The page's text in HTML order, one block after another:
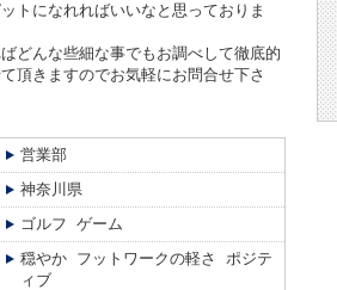
トになれればいいなと思っておりま
どんな些細な事でもお調べして徹底的
頂きますのでお気軽にお問合せ下さ
営業部
神奈川県
ゴルフ ゲーム
穏やか フットワークの軽さ ポジテ
ィブ